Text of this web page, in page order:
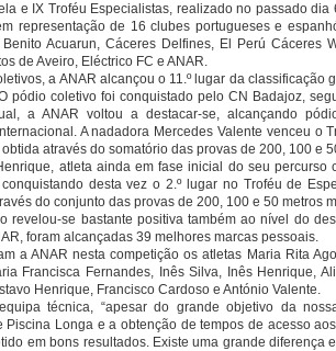
e IX Troféu Especialistas, realizado no passado
representação de 16 clubes portugueses e
Benito Acuarun, Cáceres Delfines, El Perú Cáceres
de Aveiro, Eléctrico FC e ANAR.
a ANAR alcançou o 11.º lugar da
pódio coletivo foi conquistado pelo CN Badajoz,
a ANAR voltou a destacar-se, alcançando
A nadadora Mercedes Valente venceu o
através do somatório das provas de 200, 100 e
atleta ainda em fase inicial do seu
desta vez o 2.º lugar no Troféu de
do conjunto das provas de 200, 100 e 50 metros
revelou-se bastante positiva também ao nível do
foram alcançadas 39 melhores marcas pessoais.
a ANAR nesta competição os atletas Maria Rita
Francisca Fernandes, Inês Silva, Inês Henrique,
Henrique, Francisco Cardoso e António Valente.
técnica, “apesar do grande objetivo da
Piscina Longa e a obtenção de tempos de acesso
em bons resultados. Existe uma grande diferença